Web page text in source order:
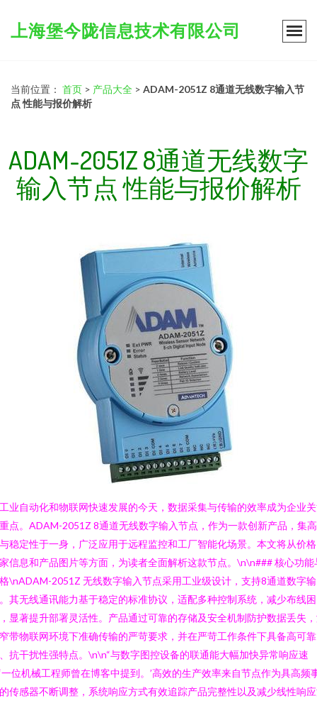
上海堡今陇信息技术有限公司
当前位置： 首页 > 产品大全 > ADAM-2051Z 8通道无线数字输入节
点 性能与报价解析
ADAM-2051Z 8通道无线数字
输入节点 性能与报价解析
业自动化和物联网快速发展的今天，数据采集与传输的效率成为企业
点。ADAM-2051Z 8通道无线数字输入节点，作为一款创新产品，集
稳定性于一身，广泛应用于远程监控和工厂智能化场景。本文将从价
信息和产品图片等方面，为读者全面解析这款节点。\n\n### 核心功能
\nADAM-2051Z 无线数字输入节点采用工业级设计，支持8通道数字输
其无线通讯能力基于稳定的标准协议，适配多种控制系统，减少布线困
显著提升部署灵活性。产品通过可靠的存储及安全机制防护数据丢失
带物联网环境下准确传输的严苛要求，并在严苛工作条件下具备高可靠
抗干扰性强特点。\n\n“与数字图控设备的联通能大幅加快异常响应速
一位机械工程师曾在博客中提到。’高效的生产效率来自节点作为具高频
传感器不断调整，系统响应方式有效追踪产品完整性以及减少线性响